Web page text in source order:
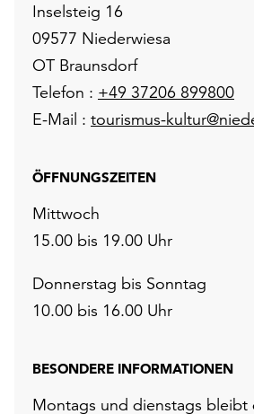
Inselsteig 16
09577 Niederwiesa
OT Braunsdorf
Telefon : +49 37206 899800
E-Mail : tourismus-
ÖFFNUNGSZEITEN
Mittwoch
15.00 bis 19.00 Uhr
Donnerstag bis Sonntag
10.00 bis 16.00 Uhr
BESONDERE INFORMATIONEN
Montags und dienstags bleibt